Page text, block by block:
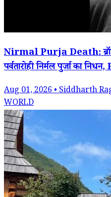
Nirmal Purja Death:
पर्वतारोही निर्मल पुर्जा का
Aug 01, 2026 • Siddharth
WORLD